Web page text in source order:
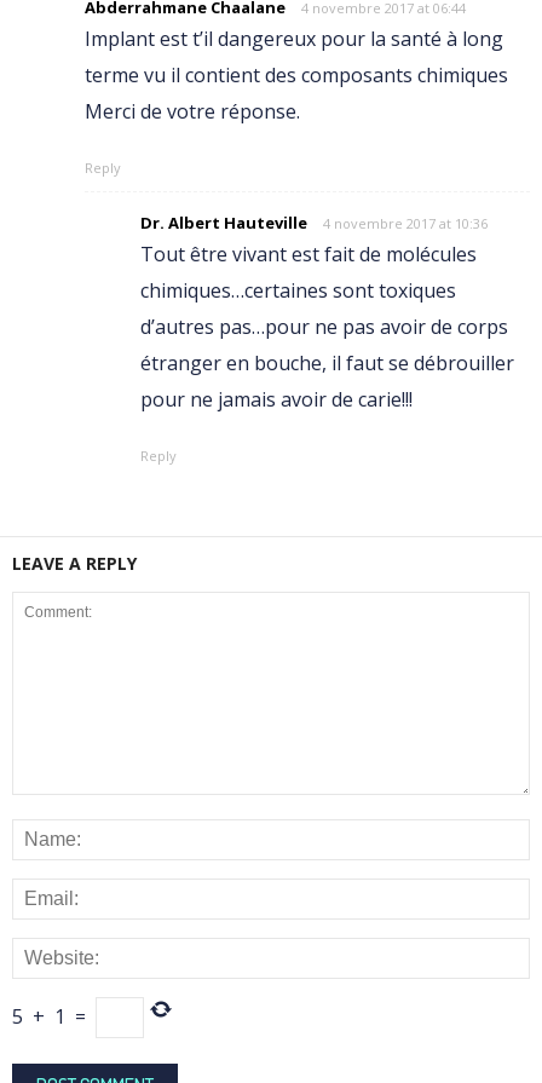
Abderrahmane Chaalane 4 novembre 2017 at 06:44
Implant est t’il dangereux pour la santé à long
terme vu il contient des composants chimiques
Merci de votre réponse.
Reply
Dr. Albert Hauteville 4 novembre 2017 at 10:36
Tout être vivant est fait de molécules
chimiques…certaines sont toxiques
d’autres pas…pour ne pas avoir de corps
étranger en bouche, il faut se débrouiller
pour ne jamais avoir de carie!!!
Reply
LEAVE A REPLY
5 + 1 =